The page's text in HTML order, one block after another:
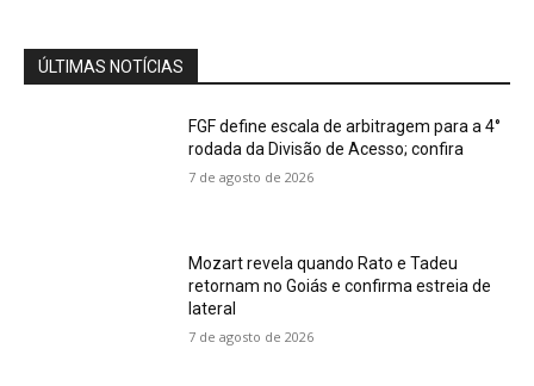
ÚLTIMAS NOTÍCIAS
FGF define escala de arbitragem para a 4°
rodada da Divisão de Acesso; confira
7 de agosto de 2026
Mozart revela quando Rato e Tadeu
retornam no Goiás e confirma estreia de
lateral
7 de agosto de 2026